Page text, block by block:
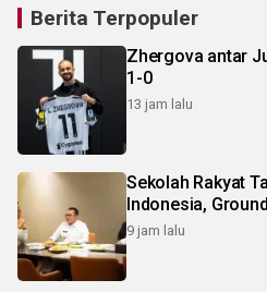
Berita Terpopuler
Zhergova antar
1-0
13 jam lalu
Sekolah Rakyat
Indonesia,
9 jam lalu